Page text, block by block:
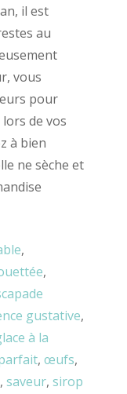
il est
au
vous
pour
de vos
à bien
ne sèche et
,
,
gustative,
à la
, œufs,
, saveur, sirop